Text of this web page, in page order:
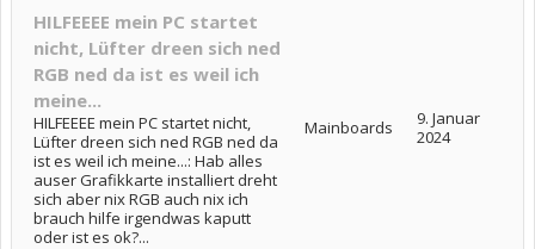
HILFEEEE mein PC startet
nicht, Lüfter dreen sich ned
RGB ned da ist es weil ich
meine...
HILFEEEE mein PC startet nicht,
Lüfter dreen sich ned RGB ned da
ist es weil ich meine...: Hab alles
auser Grafikkarte installiert dreht
sich aber nix RGB auch nix ich
brauch hilfe irgendwas kaputt
oder ist es ok?...
Mainboards
9. Januar
2024